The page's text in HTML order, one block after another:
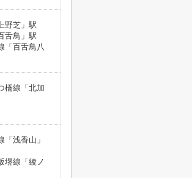
野芝」駅
舌鳥」駅
「百舌鳥八
橋線「北加
「浅香山」
堺線「綾ノ